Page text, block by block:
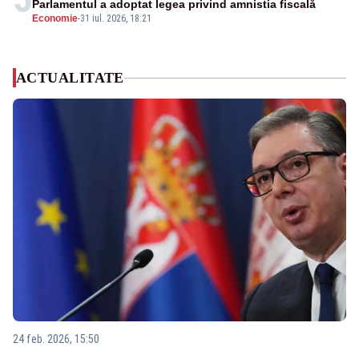
Economie-31 iul. 2026, 18:21
Parlamentul a adoptat legea privind amnistia fiscală
ACTUALITATE
24 feb. 2026, 15:50